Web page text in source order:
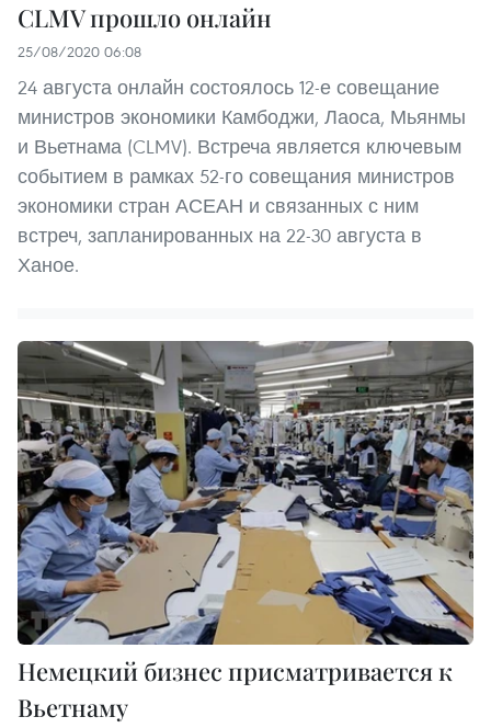
CLMV прошло онлайн
25/08/2020 06:08
24 августа онлайн состоялось 12-е совещание
министров экономики Камбоджи, Лаоса, Мьянмы
и Вьетнама (CLMV). Встреча является ключевым
событием в рамках 52-го совещания министров
экономики стран АСЕАН и связанных с ним
встреч, запланированных на 22-30 августа в
Ханое.
Немецкий бизнес присматривается к
Вьетнаму